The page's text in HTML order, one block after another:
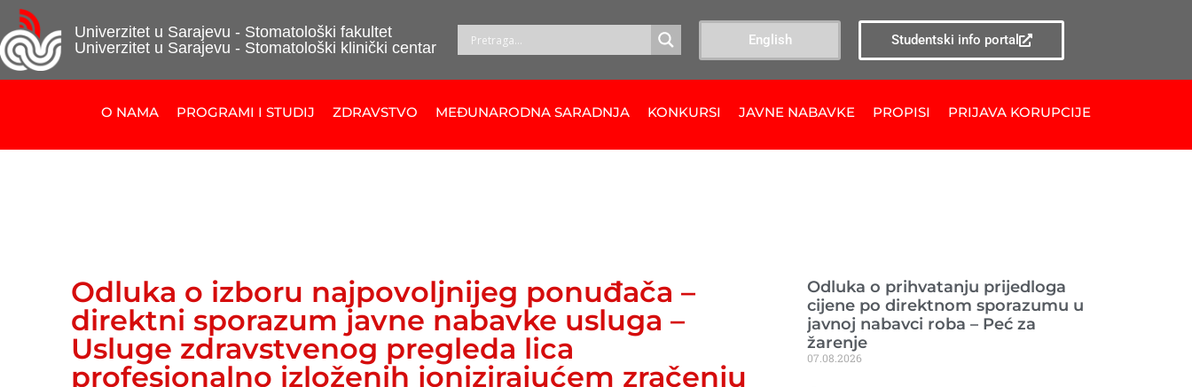
Univerzitet u Sarajevu - Stomatološki fakultet
Univerzitet u Sarajevu - Stomatološki klinički centar
English Studentski info portal
O NAMA PROGRAMI I STUDIJ ZDRAVSTVO MEĐUNARODNA SARADNJA KONKURSI JAVNE NABAVKE PROPISI PRIJAVA KORUPCIJE
Odluka o izboru najpovoljnijeg ponuđača –
direktni sporazum javne nabavke usluga –
Usluge zdravstvenog pregleda lica
profesionalno izloženih jonizirajućem zračenju
Odluka o prihvatanju prijedloga
cijene po direktnom sporazumu u
javnoj nabavci roba – Peć za
žarenje
07.08.2026